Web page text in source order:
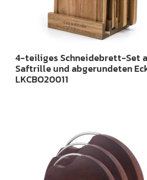
4-teiliges Schneidebrett-Set
Saftrille und abgerundeten
LKCBO20011